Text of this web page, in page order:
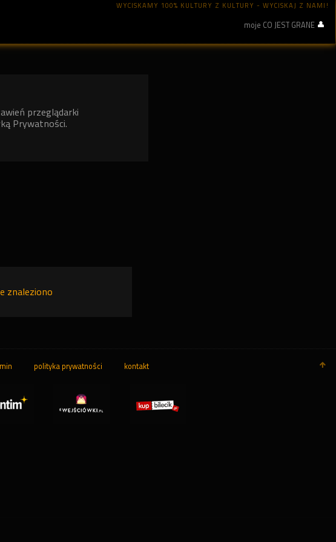
WYCISKAMY 100% KULTURY Z KULTURY - WYCISKAJ Z NAMI!
moje CO JEST GRANE
przeglądarki
Prywatności.
znaleziono
polityka prywatności kontakt